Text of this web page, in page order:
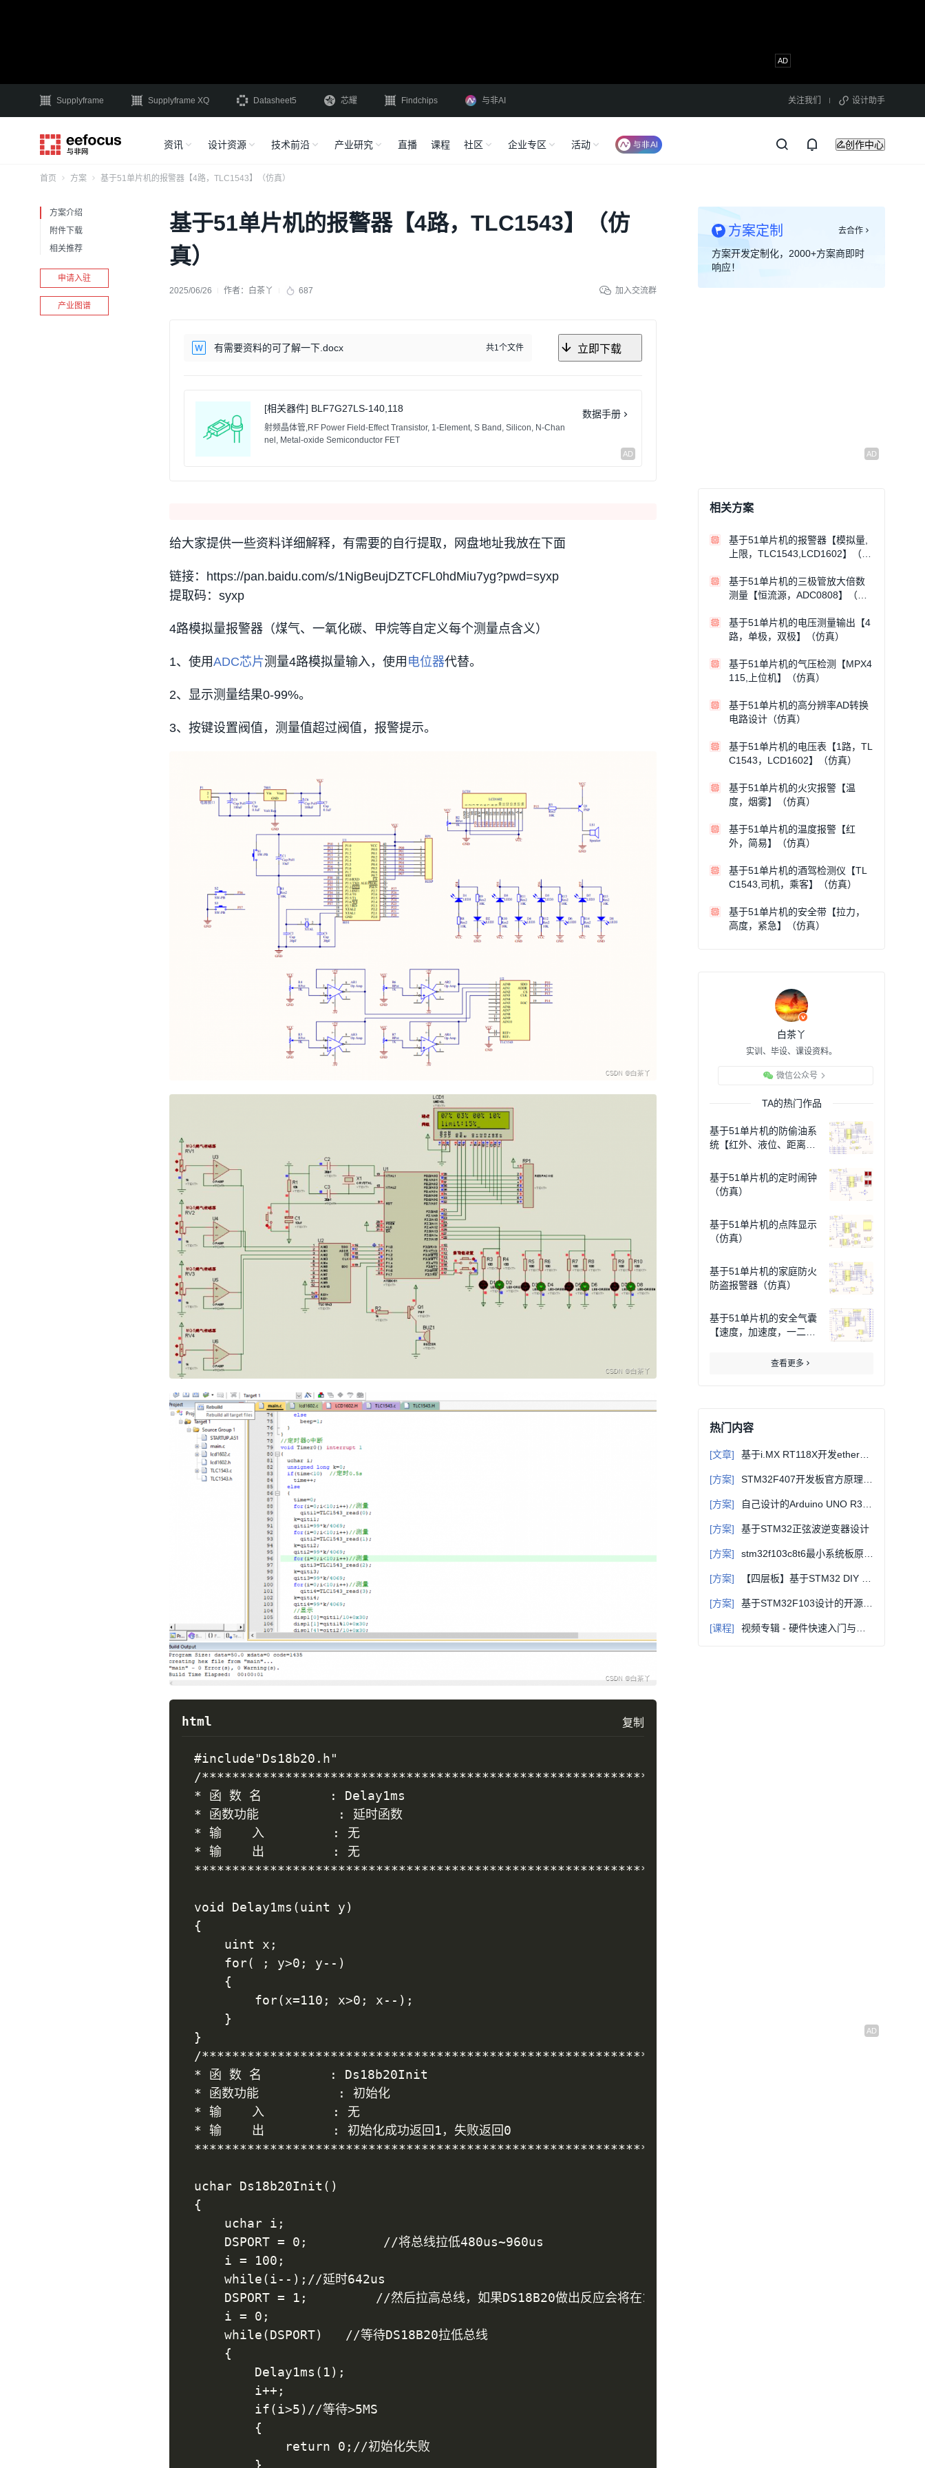
Supplyframe Supplyframe XQ Datasheet5 芯耀 Findchips 与非AI 关注我们 设计助手
资讯 设计资源 技术前沿 产业研究 直播 课程 社区 企业专区 活动 创作中心
首页 方案 基于51单片机的报警器【4路，TLC1543】（仿真）
方案介绍
附件下载
相关推荐
申请入驻
产业图谱
基于51单片机的报警器【4路，TLC1543】（仿
真）
2025/06/26 作者： 白茶丫 687 加入交流群
有需要资料的可了解一下.docx 共1个文件 立即下载
[相关器件] BLF7G27LS-140,118
射频晶体管,RF Power Field-Effect Transistor, 1-Element, S Band, Silicon, N-Chan
nel, Metal-oxide Semiconductor FET
数据手册
给大家提供一些资料详细解释，有需要的自行提取，网盘地址我放在下面
链接：https://pan.baidu.com/s/1NigBeujDZTCFL0hdMiu7yg?pwd=syxp
提取码：syxp
4路模拟量报警器（煤气、一氧化碳、甲烷等自定义每个测量点含义）
1、使用ADC芯片测量4路模拟量输入，使用 电位器代替。
2、显示测量结果0-99%。
3、按键设置阀值，测量值超过阀值，报警提示。
html 复制
#include"Ds18b20.h"
/*******************************************************************************
* 函 数 名         : Delay1ms
* 函数功能		   : 延时函数
* 输    入         : 无
* 输    出         : 无
*******************************************************************************/
void Delay1ms(uint y)
{
}
/*******************************************************************************
* 函 数 名         : Ds18b20Init
* 函数功能		   : 初始化
* 输    入         : 无
* 输    出         : 初始化成功返回1，失败返回0
*******************************************************************************/
uchar Ds18b20Init()
{
方案定制 去合作
方案开发定制化，2000+方案商即时
响应！
相关方案
基于51单片机的报警器【模拟量,
上限，TLC1543,LCD1602】（仿
基于51单片机的三极管放大倍数
测量【恒流源，ADC0808】（仿
基于51单片机的电压测量输出【4
路，单极，双极】（仿真）
基于51单片机的气压检测【MPX4
115,上位机】（仿真）
基于51单片机的高分辨率AD转换
电路设计（仿真）
基于51单片机的电压表【1路，TL
C1543，LCD1602】（仿真）
基于51单片机的火灾报警【温
度，烟雾】（仿真）
基于51单片机的温度报警【红
外，简易】（仿真）
基于51单片机的酒驾检测仪【TL
C1543,司机，乘客】（仿真）
基于51单片机的安全带【拉力，
高度，紧急】（仿真）
白茶丫
实训、毕设、课设资料。
微信公众号
TA的热门作品
基于51单片机的防偷油系
统【红外、液位、距离】
基于51单片机的定时闹钟
（仿真）
基于51单片机的点阵显示
（仿真）
基于51单片机的家庭防火
防盗报警器（仿真）
基于51单片机的安全气囊
【速度，加速度，一二级
查看更多
热门内容
[文章] 基于i.MX RT118X开发ethercat从站（一）-初识EtherCAT
[方案] STM32F407开发板官方原理图+固件库+例程等详细资料
[方案] 自己设计的Arduino UNO R3主控板原理图+PCB源文件（可直接打样）
[方案] 基于STM32正弦波逆变器设计
[方案] stm32f103c8t6最小系统板原理图和构成讲解
[方案] 【四层板】基于STM32 DIY JLink_V9 ARM仿真器 2.0版本
[方案] 基于STM32F103设计的开源四轴飞行器电路方案（原理图+源码+bom表）
[课程] 视频专辑 - 硬件快速入门与进阶(十年功力，力求全面，通俗易懂) - 连载